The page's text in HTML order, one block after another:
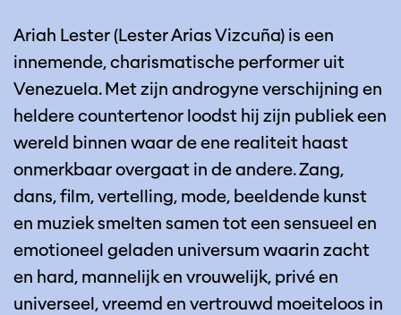
Ariah Lester (Lester Arias Vizcuña) is een
innemende, charismatische performer uit
Venezuela. Met zijn androgyne verschijning en
heldere countertenor loodst hij zijn publiek een
wereld binnen waar de ene realiteit haast
onmerkbaar overgaat in de andere. Zang,
dans, film, vertelling, mode, beeldende kunst
en muziek smelten samen tot een sensueel en
emotioneel geladen universum waarin zacht
en hard, mannelijk en vrouwelijk, privé en
universeel, vreemd en vertrouwd moeiteloos in